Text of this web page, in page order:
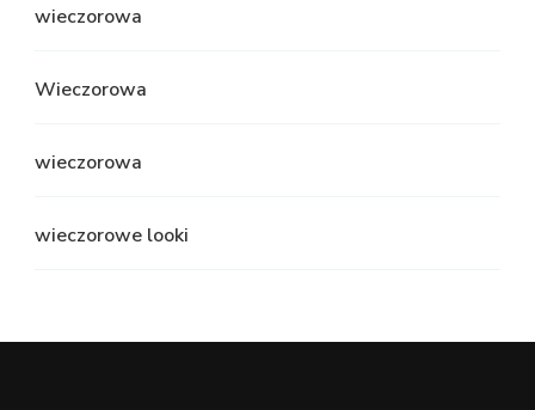
wieczorowa
Wieczorowa
wieczorowa
wieczorowe looki